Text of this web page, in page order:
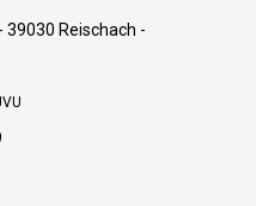
- 39030 Reischach -